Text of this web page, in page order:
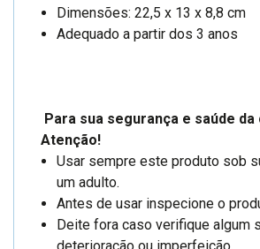
Dimensões: 22,5 x 13 x 8,8 cm
Adequado a partir dos 3 anos
Para sua segurança e saúde da
Atenção!
Usar sempre este produto sob
um adulto.
Antes de usar inspecione o
Deite fora caso verifique algum
deterioração ou imperfeição.